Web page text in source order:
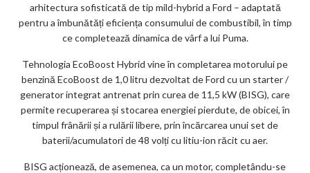
arhitectura sofisticată de tip mild-hybrid a Ford – adaptată
pentru a îmbunătăți eficiența consumului de combustibil, în timp
ce completează dinamica de vârf a lui Puma.
Tehnologia EcoBoost Hybrid vine în completarea motorului pe
benzină EcoBoost de 1,0 litru dezvoltat de Ford cu un starter /
generator integrat antrenat prin curea de 11,5 kW (BISG), care
permite recuperarea și stocarea energiei pierdute, de obicei, în
timpul frânării și a rulării libere, prin încărcarea unui set de
baterii/acumulatori de 48 volți cu litiu-ion răcit cu aer.
BISG acționează, de asemenea, ca un motor, completându-se